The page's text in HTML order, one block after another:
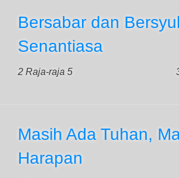
Bersabar dan
Senantiasa
2 Raja-raja 5
Masih Ada Tuhan,
Harapan